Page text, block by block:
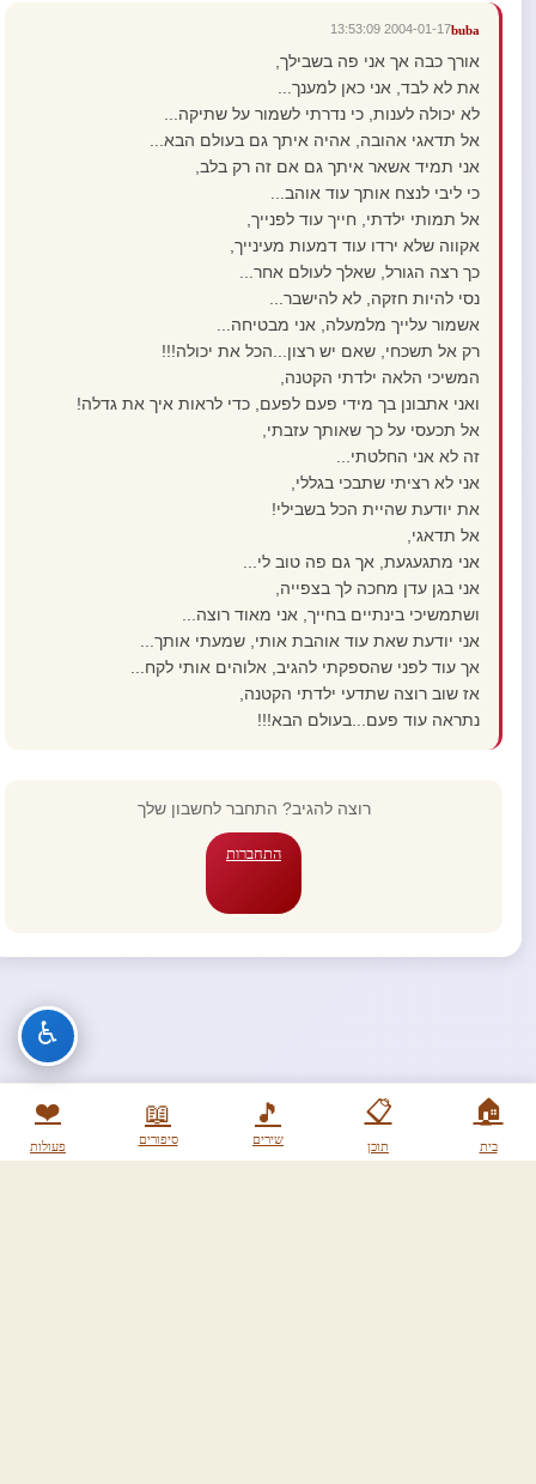
🏠
בית
📋
תוכן
🎵
שירים
📖
סיפורים
❤️
פעולות
buba
2004-01-17 13:53:09
אורך כבה אך אני פה בשבילך,
את לא לבד, אני כאן למענך...
לא יכולה לענות, כי נדרתי לשמור על שתיקה...
אל תדאגי אהובה, אהיה איתך גם בעולם הבא...
אני תמיד אשאר איתך גם אם זה רק בלב,
כי ליבי לנצח אותך עוד אוהב...
אל תמותי ילדתי, חייך עוד לפנייך,
אקווה שלא ירדו עוד דמעות מעינייך,
כך רצה הגורל, שאלך לעולם אחר...
נסי להיות חזקה, לא להישבר...
אשמור עלייך מלמעלה, אני מבטיחה...
רק אל תשכחי, שאם יש רצון...הכל את יכולה!!!
המשיכי הלאה ילדתי הקטנה,
ואני אתבונן בך מידי פעם לפעם, כדי לראות איך את גדלה!
אל תכעסי על כך שאותך עזבתי,
זה לא אני החלטתי...
אני לא רציתי שתבכי בגללי,
את יודעת שהיית הכל בשבילי!
אל תדאגי,
אני מתגעגעת, אך גם פה טוב לי...
אני בגן עדן מחכה לך בצפייה,
ושתמשיכי בינתיים בחייך, אני מאוד רוצה...
אני יודעת שאת עוד אוהבת אותי, שמעתי אותך...
אך עוד לפני שהספקתי להגיב, אלוהים אותי לקח...
אז שוב רוצה שתדעי ילדתי הקטנה,
נתראה עוד פעם...בעולם הבא!!!
רוצה להגיב? התחבר לחשבון שלך
התחברות
♿